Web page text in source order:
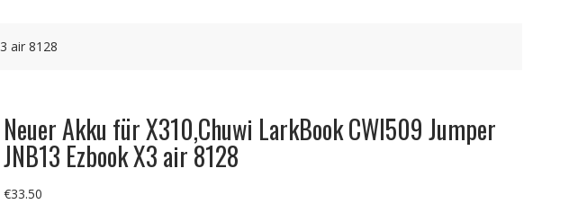
air 8128
Neuer Akku für X310,Chuwi LarkBook CWI509 Jumper
JNB13 Ezbook X3 air 8128
€33.50